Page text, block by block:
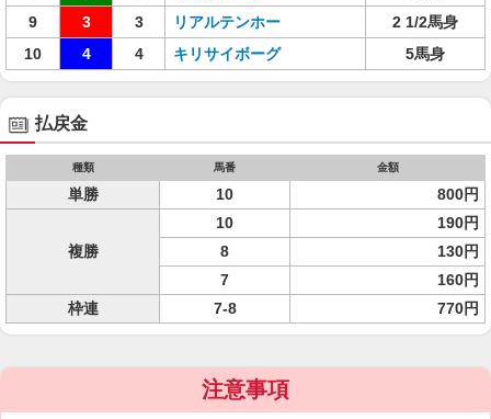
9
3 3 リアルテンホー
2 1/2馬身
10
4 4 キリサイボーグ 5馬身
払戻金
種類 馬番 金額
単勝 10 800円
複勝
10
190円
8
130円
7
160円
枠連
7-8 770円
注意事項